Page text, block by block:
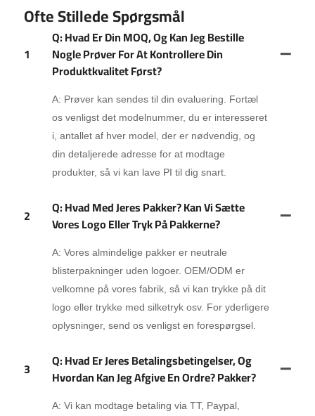
Ofte Stillede Spørgsmål
1
Q: Hvad Er Din MOQ, Og Kan Jeg Bestille
Nogle Prøver For At Kontrollere Din
Produktkvalitet Først?
A: Prøver kan sendes til din evaluering. Fortæl
os venligst det modelnummer, du er interesseret
i, antallet af hver model, der er nødvendig, og
din detaljerede adresse for at modtage
produkter, så vi kan lave PI til dig snart.
2
Q: Hvad Med Jeres Pakker? Kan Vi Sætte
Vores Logo Eller Tryk På Pakkerne?
A: Vores almindelige pakker er neutrale
blisterpakninger uden logoer. OEM/ODM er
velkomne på vores fabrik, så vi kan trykke på dit
logo eller trykke med silketryk osv. For yderligere
oplysninger, send os venligst en forespørgsel.
3
Q: Hvad Er Jeres Betalingsbetingelser, Og
Hvordan Kan Jeg Afgive En Ordre? Pakker?
A: Vi kan modtage betaling via TT, Paypal,